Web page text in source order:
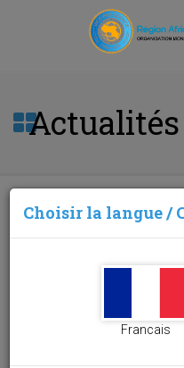
Actualités
Choisir la langue /
Francais